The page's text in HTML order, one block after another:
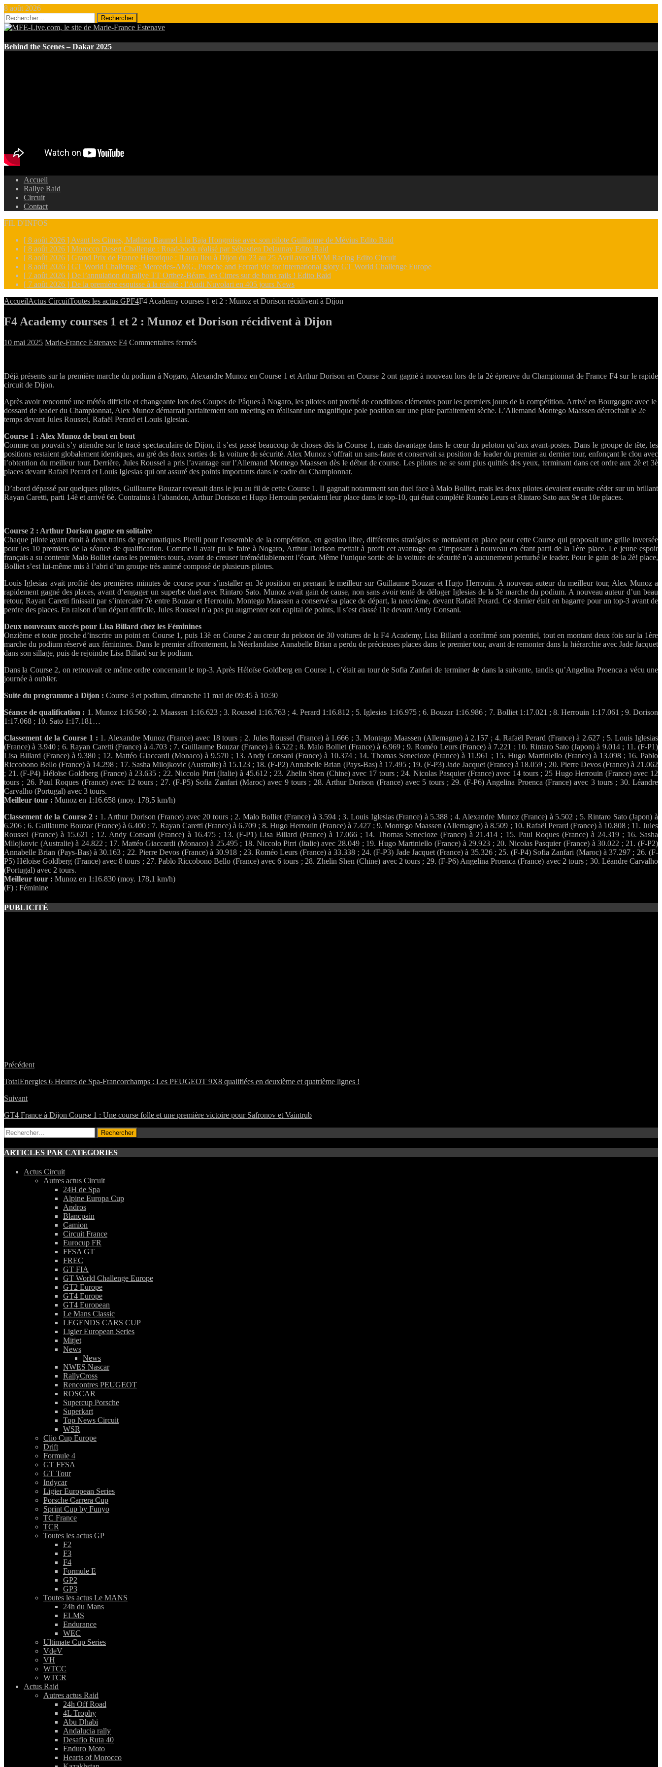
8 août 2026
Rechercher :
Behind the Scenes – Dakar 2025
Accueil
Rallye Raid
Circuit
Contact
FIL D'INFOS
[ 8 août 2026 ] Avant les Cimes, Mathieu Baumel à la Baja Hongroise avec son pilote Guillaume de Mévius Edito Raid
[ 8 août 2026 ] Morocco Desert Challenge : Road-book réalisé par Sébastien Delaunay Edito Raid
[ 8 août 2026 ] Grand Prix de France Historique : Il aura lieu à Dijon du 23 au 25 Avril avec HVM Racing Edito Circuit
[ 8 août 2026 ] GT World Challenge : Mercedes-AMG, Porsche and Ferrari vie for international glory GT World Challenge Europe
[ 7 août 2026 ] De l’annulation du rallye TT Orthez-Béarn, les Cimes sur de bons rails ! Edito Raid
[ 7 août 2026 ] De la première esquisse à la réalité : l’Audi Nuvolari en 405 jours News
AccueilActus CircuitToutes les actus GPF4F4 Academy courses 1 et 2 : Munoz et Dorison récidivent à Dijon
F4 Academy courses 1 et 2 : Munoz et Dorison récidivent à Dijon
10 mai 2025 Marie-France Estenave F4 Commentaires ferméssur
1
:
Munoz
à
Dijon
Déjà présents sur la première marche du podium à Nogaro, Alexandre Munoz en Course 1 et Arthur Dorison en Course 2 ont gagné à nouveau lors de la 2è épreuve du Championnat de France F4 sur le rapide
circuit de Dijon.
Après avoir rencontré une météo difficile et changeante lors des Coupes de Pâques à Nogaro, les pilotes ont profité de conditions clémentes pour les premiers jours de la compétition. Arrivé en Bourgogne avec le
dossard de leader du Championnat, Alex Munoz démarrait parfaitement son meeting en réalisant une magnifique pole position sur une piste parfaitement sèche. L’Allemand Montego Maassen décrochait le 2e
temps devant Jules Roussel, Rafaël Perard et Louis Iglesias.
Course 1 : Alex Munoz de bout en bout
Comme on pouvait s’y attendre sur le tracé spectaculaire de Dijon, il s’est passé beaucoup de choses dès la Course 1, mais davantage dans le cœur du peloton qu’aux avant-postes. Dans le groupe de tête, les
positions restaient globalement identiques, au gré des deux sorties de la voiture de sécurité. Alex Munoz s’offrait un sans-faute et conservait sa position de leader du premier au dernier tour, enfonçant le clou avec
l’obtention du meilleur tour. Derrière, Jules Roussel a pris l’avantage sur l’Allemand Montego Maassen dès le début de course. Les pilotes ne se sont plus quittés des yeux, terminant dans cet ordre aux 2è et 3è
places devant Rafaël Perard et Louis Iglesias qui ont assuré des points importants dans le cadre du Championnat.
D’abord dépassé par quelques pilotes, Guillaume Bouzar revenait dans le jeu au fil de cette Course 1. Il gagnait notamment son duel face à Malo Bolliet, mais les deux pilotes devaient ensuite céder sur un brillant
Rayan Caretti, parti 14è et arrivé 6è. Contraints à l’abandon, Arthur Dorison et Hugo Herrouin perdaient leur place dans le top-10, qui était complété Roméo Leurs et Rintaro Sato aux 9e et 10e places.
Course 2 : Arthur Dorison gagne en solitaire
Chaque pilote ayant droit à deux trains de pneumatiques Pirelli pour l’ensemble de la compétition, en gestion libre, différentes stratégies se mettaient en place pour cette Course qui proposait une grille inversée
pour les 10 premiers de la séance de qualification. Comme il avait pu le faire à Nogaro, Arthur Dorison mettait à profit cet avantage en s’imposant à nouveau en étant parti de la 1ère place. Le jeune espoir
français a su contenir Malo Bolliet dans les premiers tours, avant de creuser irrémédiablement l’écart. Même l’unique sortie de la voiture de sécurité n’a aucunement perturbé le leader. Pour le gain de la 2è! place,
Bolliet s’est lui-même mis à l’abri d’un groupe très animé composé de plusieurs pilotes.
Louis Iglesias avait profité des premières minutes de course pour s’installer en 3è position en prenant le meilleur sur Guillaume Bouzar et Hugo Herrouin. A nouveau auteur du meilleur tour, Alex Munoz a
rapidement gagné des places, avant d’engager un superbe duel avec Rintaro Sato. Munoz avait gain de cause, non sans avoir tenté de déloger Iglesias de la 3è marche du podium. A nouveau auteur d’un beau
retour, Rayan Caretti finissait par s’intercaler 7è entre Bouzar et Herrouin. Montego Maassen a conservé sa place de départ, la neuvième, devant Rafaël Perard. Ce dernier était en bagarre pour un top-3 avant de
perdre des places. En raison d’un départ difficile, Jules Roussel n’a pas pu augmenter son capital de points, il s’est classé 11e devant Andy Consani.
Deux nouveaux succès pour Lisa Billard chez les Féminines
Onzième et toute proche d’inscrire un point en Course 1, puis 13è en Course 2 au cœur du peloton de 30 voitures de la F4 Academy, Lisa Billard a confirmé son potentiel, tout en montant deux fois sur la 1ère
marche du podium réservé aux féminines. Dans le premier affrontement, la Néerlandaise Annabelle Brian a perdu de précieuses places dans le premier tour, avant de remonter dans la hiérarchie avec Jade Jacquet
dans son sillage, puis de rejoindre Lisa Billard sur le podium.
Dans la Course 2, on retrouvait ce même ordre concernant le top-3. Après Héloïse Goldberg en Course 1, c’était au tour de Sofia Zanfari de terminer 4e dans la suivante, tandis qu’Angelina Proenca a vécu une
journée à oublier.
Suite du programme à Dijon : Course 3 et podium, dimanche 11 mai de 09:45 à 10:30
Séance de qualification : 1. Munoz 1:16.560 ; 2. Maassen 1:16.623 ; 3. Roussel 1:16.763 ; 4. Perard 1:16.812 ; 5. Iglesias 1:16.975 ; 6. Bouzar 1:16.986 ; 7. Bolliet 1:17.021 ; 8. Herrouin 1:17.061 ; 9. Dorison
1:17.068 ; 10. Sato 1:17.181…
Classement de la Course 1 : 1. Alexandre Munoz (France) avec 18 tours ; 2. Jules Roussel (France) à 1.666 ; 3. Montego Maassen (Allemagne) à 2.157 ; 4. Rafaël Perard (France) à 2.627 ; 5. Louis Iglesias
(France) à 3.940 ; 6. Rayan Caretti (France) à 4.703 ; 7. Guillaume Bouzar (France) à 6.522 ; 8. Malo Bolliet (France) à 6.969 ; 9. Roméo Leurs (France) à 7.221 ; 10. Rintaro Sato (Japon) à 9.014 ; 11. (F-P1)
Lisa Billard (France) à 9.380 ; 12. Mattéo Giaccardi (Monaco) à 9.570 ; 13. Andy Consani (France) à 10.374 ; 14. Thomas Senecloze (France) à 11.961 ; 15. Hugo Martiniello (France) à 13.098 ; 16. Pablo
Riccobono Bello (France) à 14.298 ; 17. Sasha Milojkovic (Australie) à 15.123 ; 18. (F-P2) Annabelle Brian (Pays-Bas) à 17.495 ; 19. (F-P3) Jade Jacquet (France) à 18.059 ; 20. Pierre Devos (France) à 21.062
; 21. (F-P4) Héloïse Goldberg (France) à 23.635 ; 22. Niccolo Pirri (Italie) à 45.612 ; 23. Zhelin Shen (Chine) avec 17 tours ; 24. Nicolas Pasquier (France) avec 14 tours ; 25 Hugo Herrouin (France) avec 12
tours ; 26. Paul Roques (France) avec 12 tours ; 27. (F-P5) Sofia Zanfari (Maroc) avec 9 tours ; 28. Arthur Dorison (France) avec 5 tours ; 29. (F-P6) Angelina Proenca (France) avec 3 tours ; 30. Léandre
Carvalho (Portugal) avec 3 tours.
Meilleur tour : Munoz en 1:16.658 (moy. 178,5 km/h)
Classement de la Course 2 : 1. Arthur Dorison (France) avec 20 tours ; 2. Malo Bolliet (France) à 3.594 ; 3. Louis Iglesias (France) à 5.388 ; 4. Alexandre Munoz (France) à 5.502 ; 5. Rintaro Sato (Japon) à
6.206 ; 6. Guillaume Bouzar (France) à 6.400 ; 7. Rayan Caretti (France) à 6.709 ; 8. Hugo Herrouin (France) à 7.427 ; 9. Montego Maassen (Allemagne) à 8.509 ; 10. Rafaël Perard (France) à 10.808 ; 11. Jules
Roussel (France) à 15.621 ; 12. Andy Consani (France) à 16.475 ; 13. (F-P1) Lisa Billard (France) à 17.066 ; 14. Thomas Senecloze (France) à 21.414 ; 15. Paul Roques (France) à 24.319 ; 16. Sasha
Milojkovic (Australie) à 24.822 ; 17. Mattéo Giaccardi (Monaco) à 25.495 ; 18. Niccolo Pirri (Italie) avec 28.049 ; 19. Hugo Martiniello (France) à 29.923 ; 20. Nicolas Pasquier (France) à 30.022 ; 21. (F-P2)
Annabelle Brian (Pays-Bas) à 30.163 ; 22. Pierre Devos (France) à 30.918 ; 23. Roméo Leurs (France) à 33.338 ; 24. (F-P3) Jade Jacquet (France) à 35.326 ; 25. (F-P4) Sofia Zanfari (Maroc) à 37.297 ; 26. (F-
P5) Héloïse Goldberg (France) avec 8 tours ; 27. Pablo Riccobono Bello (France) avec 6 tours ; 28. Zhelin Shen (Chine) avec 2 tours ; 29. (F-P6) Angelina Proenca (France) avec 2 tours ; 30. Léandre Carvalho
(Portugal) avec 2 tours.
Meilleur tour : Munoz en 1:16.830 (moy. 178,1 km/h)
(F) : Féminine
PUBLICITÉ
Précédent
TotalEnergies 6 Heures de Spa-Francorchamps : Les PEUGEOT 9X8 qualifiées en deuxième et quatrième lignes !
Suivant
GT4 France à Dijon Course 1 : Une course folle et une première victoire pour Safronov et Vaintrub
Rechercher :
ARTICLES PAR CATEGORIES
Actus Circuit
Autres actus Circuit
24H de Spa
Alpine Europa Cup
Andros
Blancpain
Camion
Circuit France
Eurocup FR
FFSA GT
FREC
GT FIA
GT World Challenge Europe
GT2 Europe
GT4 Europe
GT4 European
Le Mans Classic
LEGENDS CARS CUP
Ligier European Series
Mitjet
News
News
NWES Nascar
RallyCross
Rencontres PEUGEOT
ROSCAR
Supercup Porsche
Superkart
Top News Circuit
WSR
Clio Cup Europe
Drift
Formule 4
GT FFSA
GT Tour
Indycar
Ligier European Series
Porsche Carrera Cup
Sprint Cup by Funyo
TC France
TCR
Toutes les actus GP
F2
F3
F4
Formule E
GP2
GP3
Toutes les actus Le MANS
24h du Mans
ELMS
Endurance
WEC
Ultimate Cup Series
VdeV
VH
WTCC
WTCR
Actus Raid
Autres actus Raid
24h Off Road
4L Trophy
Abu Dhabi
Andalucia rally
Desafio Ruta 40
Enduro Moto
Hearts of Morocco